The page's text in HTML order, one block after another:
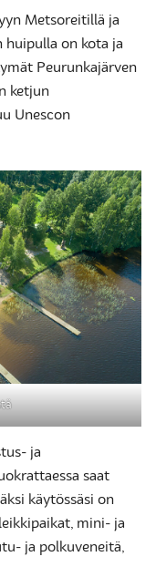
Metsoreitillä ja
on kota ja
Peurunkajärven
ketjun
Unescon
ja
saat
käytössäsi on
mini- ja
ja polkuveneitä,